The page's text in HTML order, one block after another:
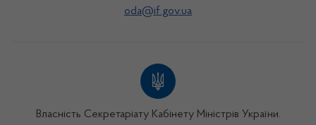
oda@if.gov.ua
Власність Секретаріату Кабінету Міністрів України.